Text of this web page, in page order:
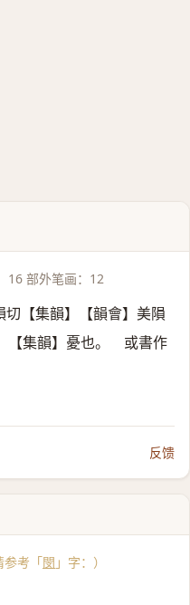
16 部外笔画：12
切【集韻】【韻會】美隕
【集韻】憂也。 或書作
反馈
参考「閔 」字：）